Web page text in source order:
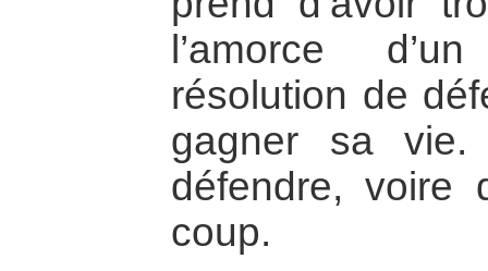
l’amorce
résolution de
gagner sa
défendre, voire
coup.